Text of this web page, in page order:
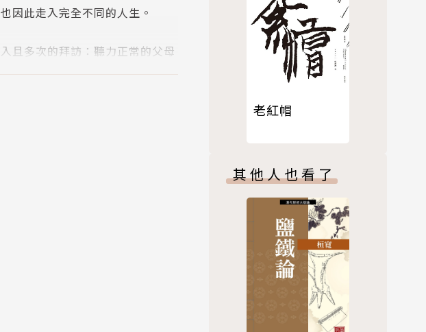
因此走入完全不同的人生。
且多次的拜訪：聽力正常的父母
遭姦成孕生下的孩子……這本書
裝著憤怒也裝著喜悅，甚至救
老紅帽
其他人也看了